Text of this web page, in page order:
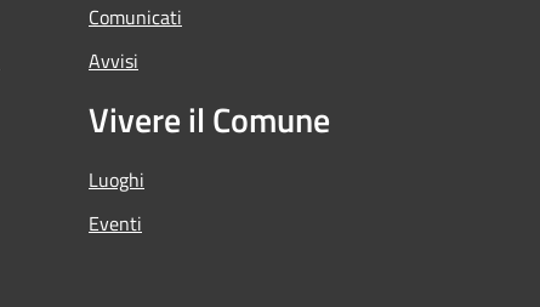
Comunicati
Avvisi
Vivere il Comune
Luoghi
Eventi